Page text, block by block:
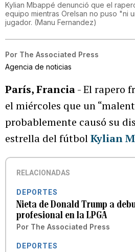
Kylian Mbappé denunció que el
equipo mientras Orelsan no puso "ni
jugador. (Manu Fernandez)
Por The Associated Press
Agencia de noticias
París, Francia- El rapero
el miércoles que un
probablemente causó su
estrella del fútbolKylian
RELACIONADAS
DEPORTES
Nieta de Donald Trump a
profesional en la LPGA
Por The Associated Press
DEPORTES